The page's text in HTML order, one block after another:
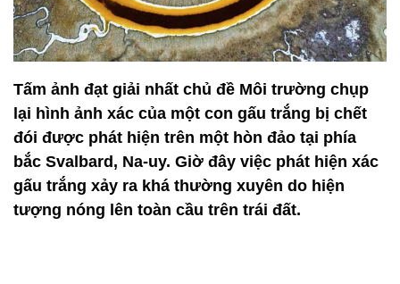
Tấm ảnh đạt giải nhất chủ đề Môi trường chụp
lại hình ảnh xác của một con gấu trắng bị chết
đói được phát hiện trên một hòn đảo tại phía
bắc Svalbard, Na-uy. Giờ đây việc phát hiện xác
gấu trắng xảy ra khá thường xuyên do hiện
tượng nóng lên toàn cầu trên trái đất.